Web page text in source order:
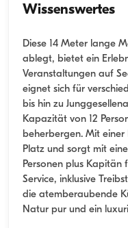
Wissenswertes
Diese 14 Meter lange
ablegt, bietet ein
Veranstaltungen auf
eignet sich für
bis hin zu
Kapazität von 12
beherbergen. Mit einer
Platz und sorgt mit
Personen plus Kapitän
Service, inklusive
die atemberaubende
Natur pur und ein